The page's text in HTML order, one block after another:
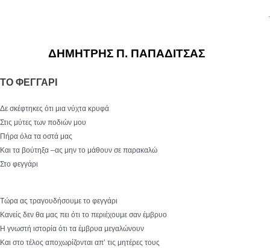
.
ΔΗΜΗΤΡΗΣ Π. ΠΑΠΑΔΙΤΣΑΣ
ΤΟ ΦΕΓΓΑΡΙ
Δε σκέφτηκες ότι μια νύχτα κρυφά
Στις μύτες των ποδιών μου
Πήρα όλα τα οστά μας
Και τα βούτηξα –ας μην το μάθουν σε παρακαλώ
Στο φεγγάρι
Τώρα ας τραγουδήσουμε το φεγγάρι
Κανείς δεν θα μας πει ότι το περιέχουμε σαν έμβρυο
Η γνωστή ιστορία ότι τα έμβρυα μεγαλώνουν
Και στο τέλος αποχωρίζονται απ’ τις μητέρες τους